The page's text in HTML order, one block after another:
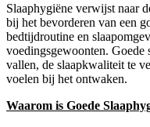
Slaaphygiëne verwijst naar
bij het bevorderen van een
bedtijdroutine en
voedingsgewoonten. Goede
vallen, de slaapkwaliteit te
voelen bij het ontwaken.
Waarom is Goede